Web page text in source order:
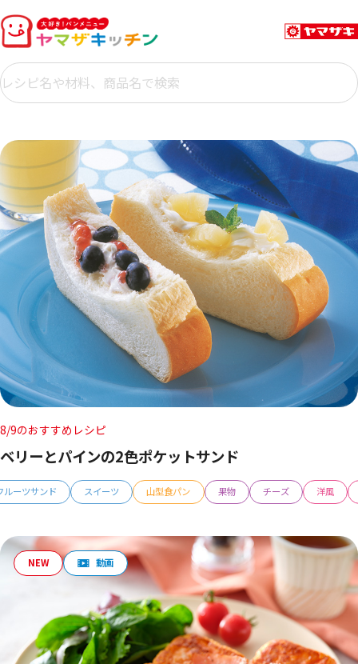
8/9のおすすめレシピ
ベリーとパインの2色ポケットサンド
ルーツサンド スイーツ 山型食パン 果物 チーズ 洋風